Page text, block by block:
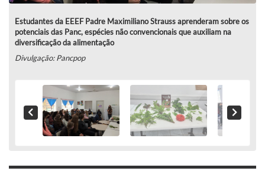
Estudantes da EEEF Padre Maximiliano Strauss aprenderam sobre os
potenciais das Panc, espécies não convencionais que auxiliam na
diversificação da alimentação
Divulgação: Pancpop